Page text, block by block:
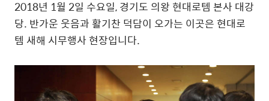
2018년 1월 2일 수요일, 경기도 의왕 현대로템 본사 대강
당. 반가운 웃음과 활기찬 덕담이 오가는 이곳은 현대로
템 새해 시무행사 현장입니다.